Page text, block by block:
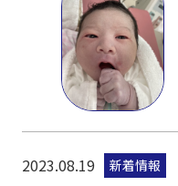
2023.08.19 新着情報